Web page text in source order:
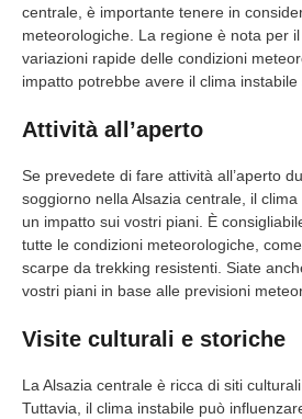
centrale, è importante tenere in
meteorologiche. La regione è nota per
variazioni rapide delle condizioni
impatto potrebbe avere il clima
Attività all’aperto
Se prevedete di fare attività all’aperto
soggiorno nella Alsazia centrale, il
un impatto sui vostri piani. È
tutte le condizioni meteorologiche,
scarpe da trekking resistenti. Siate
vostri piani in base alle previsioni
Visite culturali e storiche
La Alsazia centrale è ricca di siti
Tuttavia, il clima instabile può